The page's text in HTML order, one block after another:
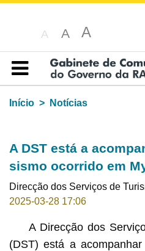
A A A
Índice
Início
Notícias
A DST está a
sismo ocorrido em
Direcção dos Serviços de
2025-03-28 17:06
A Direcção dos
(DST) está a